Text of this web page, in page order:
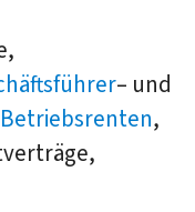
– und
Betriebsrenten,